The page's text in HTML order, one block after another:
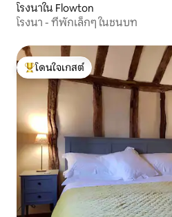
โรงนาใน Flowton
โรงนา - ที่พักเล็กๆ ในชนบท
โดนใจเกสต์ที่สุด
โดนใจเกสต์